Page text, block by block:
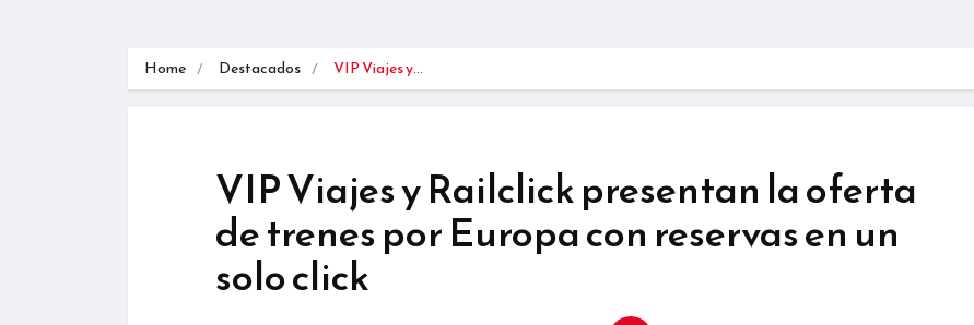
Home Destacados VIP Viajes y…
VIP Viajes y Railclick presentan la oferta
de trenes por Europa con reservas en un
solo click